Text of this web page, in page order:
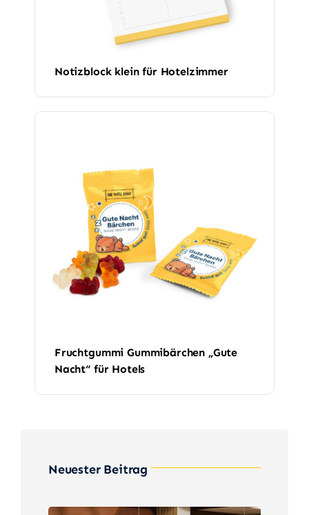
Notizblock klein für Hotelzimmer
Fruchtgummi Gummibärchen „Gute
Nacht“ für Hotels
Neuester Beitrag